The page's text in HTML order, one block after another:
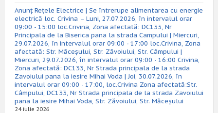
Anunț Rețele Electrice | Se întrerupe alimentarea cu energie
electrică loc. Crivina – Luni, 27.07.2026, în intervalul orar
09:00 - 15:00 loc.Crivina, Zona afectată: DC133, Nr
Principala de la Biserica pana la strada Campului | Miercuri,
29.07.2026, în intervalul orar 09:00 - 17:00 loc.Crivina, Zona
afectată: Str. Măceșului, Str. Zăvoiului, Str. Câmpului |
Miercuri, 29.07.2026, în intervalul orar 09:00 - 16:00 Crivina,
Zona afectată: DC133, Nr Strada principala de la strada
Zavoiului pana la iesire Mihai Voda | Joi, 30.07.2026, în
intervalul orar 09:00 - 17:00, loc.Crivina Zona afectată:Str.
Câmpului, DC133, Nr Strada principala de la strada Zavoiului
pana la iesire Mihai Voda, Str. Zăvoiului, Str. Măceșului
24 iulie 2026